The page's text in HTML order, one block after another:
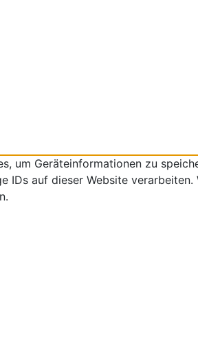
um Geräteinformationen zu
auf dieser Website